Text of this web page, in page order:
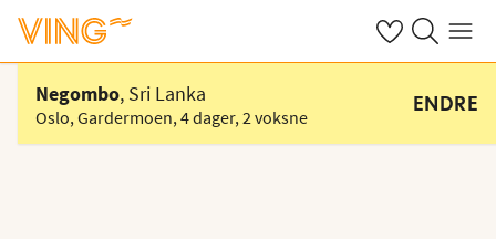
Se dine sparte
Søk påMeny
Velg hotell
Negombo, Sri Lanka
Oslo, Gardermoen,4 dager,2 voksne
ENDRE